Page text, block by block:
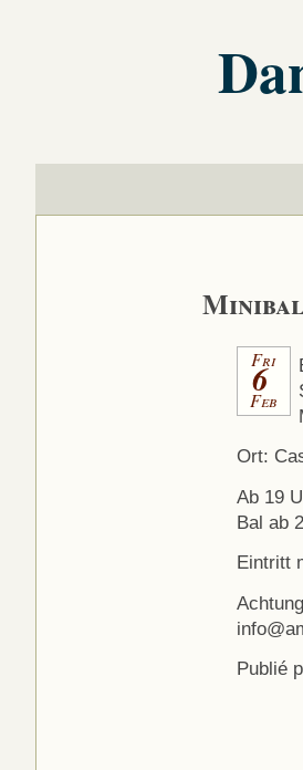
Fri
6
Feb
Ort:
Ab 19
Bal ab
Eintritt
Publié